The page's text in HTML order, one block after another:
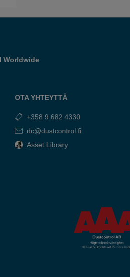
Worldwide
OTA YHTEYTTÄ
+358 9 682 4330
dc@dustcontrol.fi
Asset Library